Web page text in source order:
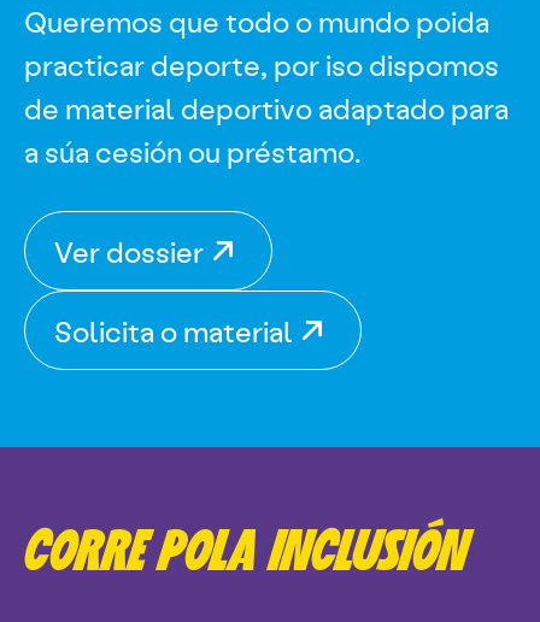
Queremos que todo o mundo poida
practicar deporte, por iso dispomos
de material deportivo adaptado para
a súa cesión ou préstamo.
Ver dossier
Solicita o material
CORRE POLA INCLUSIÓN